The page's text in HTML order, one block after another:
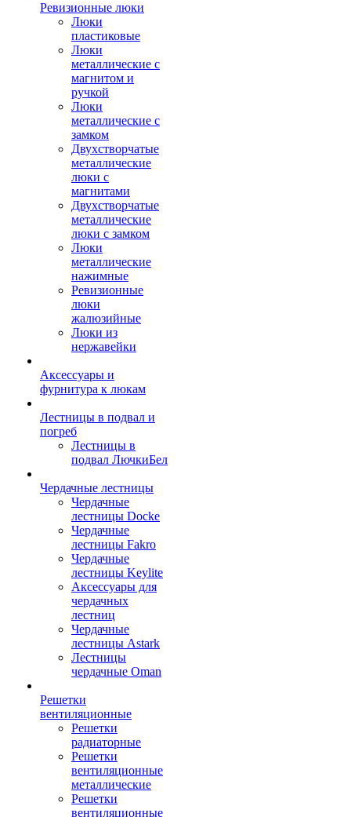
Ревизионные люки
Люки
пластиковые
Люки
металлические с
магнитом и
ручкой
Люки
металлические с
замком
Двухстворчатые
металлические
люки с
магнитами
Двухстворчатые
металлические
люки с замком
Люки
металлические
нажимные
Ревизионные
люки
жалюзийные
Люки из
нержавейки
Аксессуары и
фурнитура к люкам
Лестницы в подвал и
погреб
Лестницы в
подвал ЛючкиБел
Чердачные лестницы
Чердачные
лестницы Docke
Чердачные
лестницы Fakro
Чердачные
лестницы Keylite
Аксессуары для
чердачных
лестниц
Чердачные
лестницы Astark
Лестницы
чердачные Oman
Решетки
вентиляционные
Решетки
радиаторные
Решетки
вентиляционные
металлические
Решетки
вентиляционные